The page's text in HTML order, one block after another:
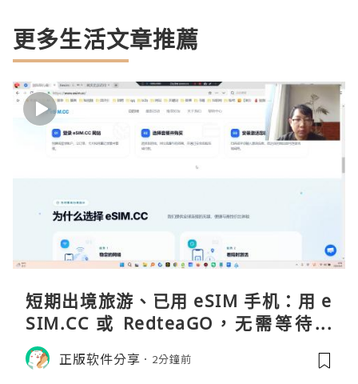
更多生活文章推薦
短期出境旅游、已用 eSIM 手机：用 e
SIM.CC 或 RedteaGO，无需等待收
货。需要“当地号码 + 通话短信”（如
打车、外卖、客户联络）：优先 Redt
正版软件分享 2分鐘前